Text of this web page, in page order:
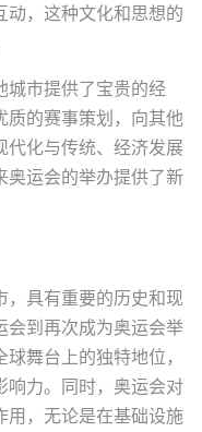
动，这种文化和思想的
城市提供了宝贵的经
质的赛事策划，向其他
代化与传统、经济发展
奥运会的举办提供了新
，具有重要的历史和现
会到再次成为奥运会举
舞台上的独特地位，
响力。同时，奥运会对
用，无论是在基础设施